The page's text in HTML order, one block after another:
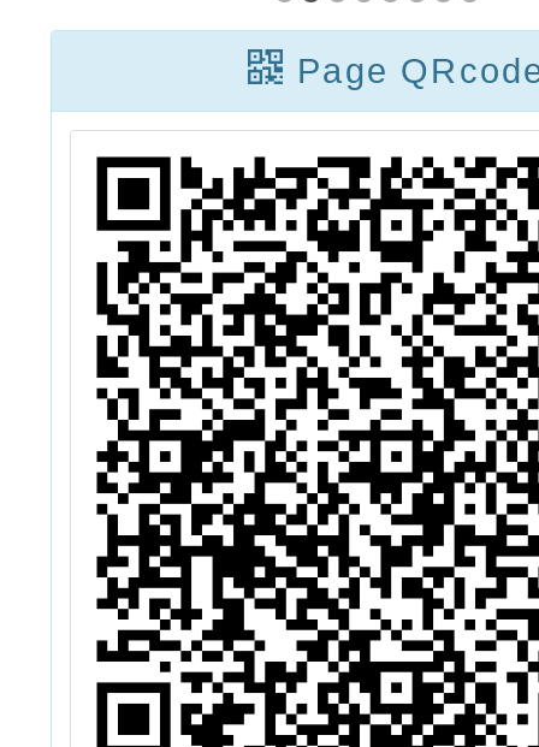
Bilingual Classes
新」
Page